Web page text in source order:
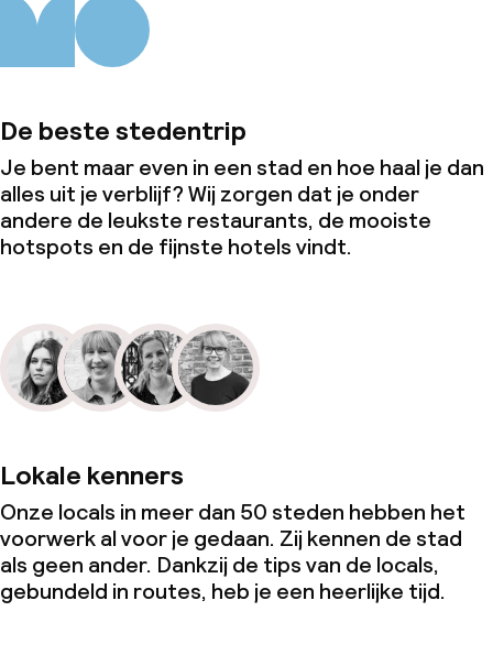
De beste stedentrip
Je bent maar even in een stad en hoe haal je dan
alles uit je verblijf? Wij zorgen dat je onder
andere de leukste restaurants, de mooiste
hotspots en de fijnste hotels vindt.
Lokale kenners
Onze locals in meer dan 50 steden hebben het
voorwerk al voor je gedaan. Zij kennen de stad
als geen ander. Dankzij de tips van de locals,
gebundeld in routes, heb je een heerlijke tijd.